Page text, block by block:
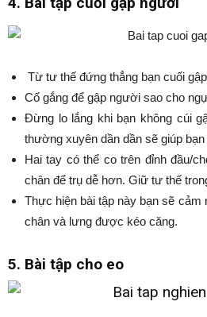
Từ tư thế đứng thẳng bạn cuối
Cố gắng để gập người sao cho
Đừng lo lắng khi bạn không cúi
thường xuyên dần dần sẽ giúp
Hai tay có thể co trên đỉnh đầu/
chân để trụ dễ hơn. Giữ tư thế
Thực hiện bài tập này bạn sẽ
chân và lưng được kéo căng.
5. Bài tập cho eo